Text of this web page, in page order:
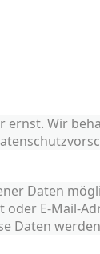
ernst. Wir
Daten
E-Mail-
Daten